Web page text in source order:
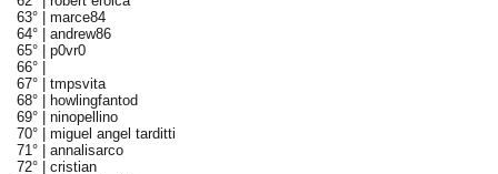
63° | marce84
64° | andrew86
65° | p0vr0
66° |
67° | tmpsvita
68° |
howlingfantod
69° | ninopellino
70° | miguel angel tarditti
71° | annalisarco
72° | cristian